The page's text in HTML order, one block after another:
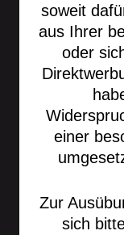
soweit
aus Ihrer
oder
einer
Zur
sich